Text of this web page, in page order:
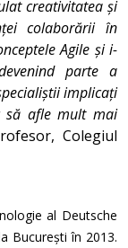
creativitatea și
colaborării în
Agile și i-
parte a
implicați
să afle mult mai
Colegiul
al Deutsche
București în 2013.